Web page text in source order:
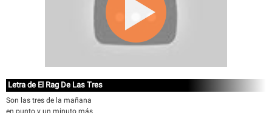
Letra de El Rag De Las Tres
Son las tres de la mañana
en punto y un minuto más